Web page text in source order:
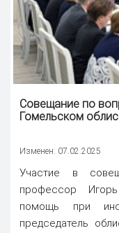
Совещание по
Гомельском
Изменен: 07.02.2025
Участие в
профессор
помощь при
председатель